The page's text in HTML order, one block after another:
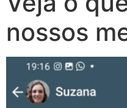
nossos